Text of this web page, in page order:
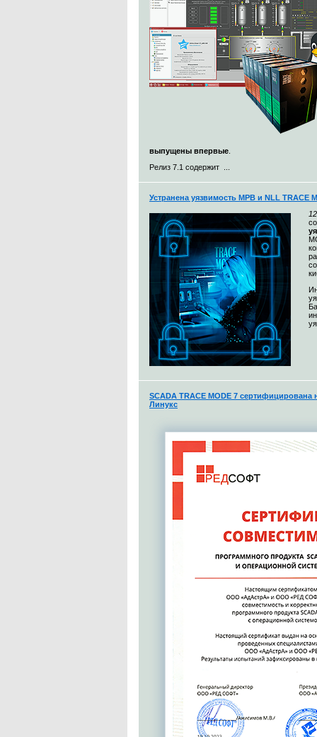
выпущены впервые
Релиз 7.1 содержит ...
Устранена уязвимость МРВ и NLL TRACE
SCADA TRACE MODE 7
Линукс